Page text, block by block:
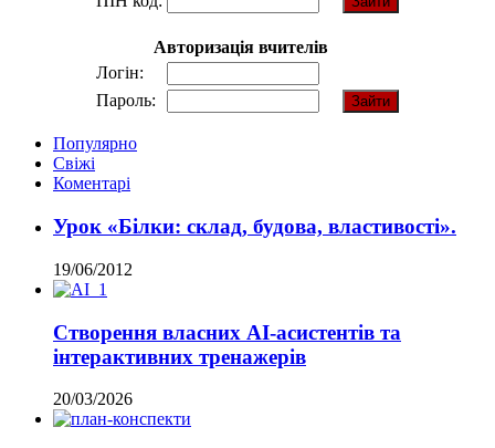
Авторизація вчителів
Логін:
Пароль:
Популярно
Свіжі
Коментарі
Урок «Білки: склад, будова, властивості».
19/06/2012
Створення власних AI-асистентів та
інтерактивних тренажерів
20/03/2026